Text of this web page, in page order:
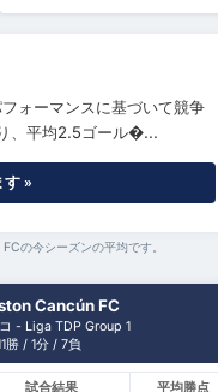
ォーマンスに基づいて競争
、平均2.5ゴール�...
»
の今シーズンの平均です。
Cancún FC
- Liga TDP Group 1
勝 / 1分 / 7負
試合結果
平均勝点